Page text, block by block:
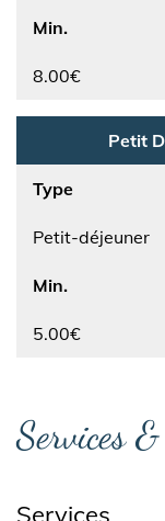
Min.
8.00€
Petit
Type
Petit-déjeuner
Min.
5.00€
Services
Services